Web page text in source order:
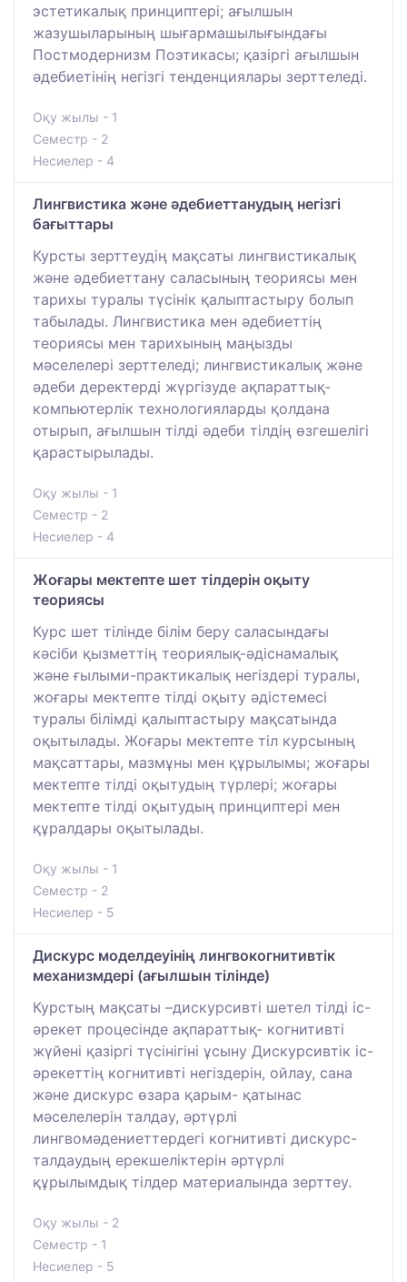
эстетикалық принциптері; ағылшын
жазушыларының шығармашылығындағы
Постмодернизм Поэтикасы; қазіргі ағылшын
әдебиетінің негізгі тенденциялары зерттеледі.
Оқу жылы - 1
Семестр - 2
Несиелер - 4
Лингвистика және әдебиеттанудың негізгі
бағыттары
Курсты зерттеудің мақсаты лингвистикалық
және әдебиеттану саласының теориясы мен
тарихы туралы түсінік қалыптастыру болып
табылады. Лингвистика мен әдебиеттің
теориясы мен тарихының маңызды
мәселелері зерттеледі; лингвистикалық және
әдеби деректерді жүргізуде ақпараттық-
компьютерлік технологияларды қолдана
отырып, ағылшын тілді әдеби тілдің өзгешелігі
қарастырылады.
Оқу жылы - 1
Семестр - 2
Несиелер - 4
Жоғары мектепте шет тілдерін оқыту
теориясы
Курс шет тілінде білім беру саласындағы
кәсіби қызметтің теориялық-әдіснамалық
және ғылыми-практикалық негіздері туралы,
жоғары мектепте тілді оқыту әдістемесі
туралы білімді қалыптастыру мақсатында
оқытылады. Жоғары мектепте тіл курсының
мақсаттары, мазмұны мен құрылымы; жоғары
мектепте тілді оқытудың түрлері; жоғары
мектепте тілді оқытудың принциптері мен
құралдары оқытылады.
Оқу жылы - 1
Семестр - 2
Несиелер - 5
Дискурс моделдеуінің лингвокогнитивтік
механизмдері (ағылшын тілінде)
Курстың мақсаты –дискурсивті шетел тілді іс-
əрекет процесінде ақпараттық- когнитивті
жүйені қазіргі түсінігіні ұсыну Дискурсивтік іс-
əрекеттің когнитивті негіздерін, ойлау, сана
жəне дискурс өзара қарым- қатынас
мəселелерін талдау, əртүрлі
лингвомəдениеттердегі когнитивті дискурс-
талдаудың ерекшеліктерін әртүрлі
құрылымдық тілдер материалында зерттеу.
Оқу жылы - 2
Семестр - 1
Несиелер - 5